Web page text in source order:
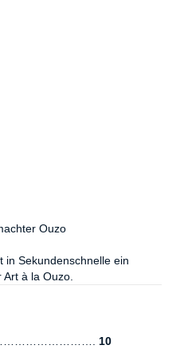
Ouzo
in Sekundenschnelle ein
à la Ouzo.
10